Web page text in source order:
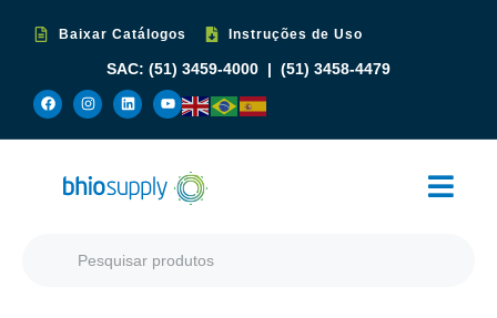
Baixar Catálogos Instruções de Uso
SAC: (51) 3459-4000 (51) 3458-4479